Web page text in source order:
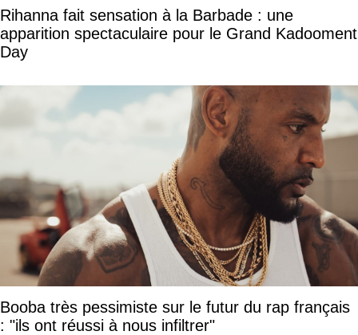
Rihanna fait sensation à la Barbade : une
apparition spectaculaire pour le Grand Kadooment
Day
Booba très pessimiste sur le futur du rap français
: "ils ont réussi à nous infiltrer"